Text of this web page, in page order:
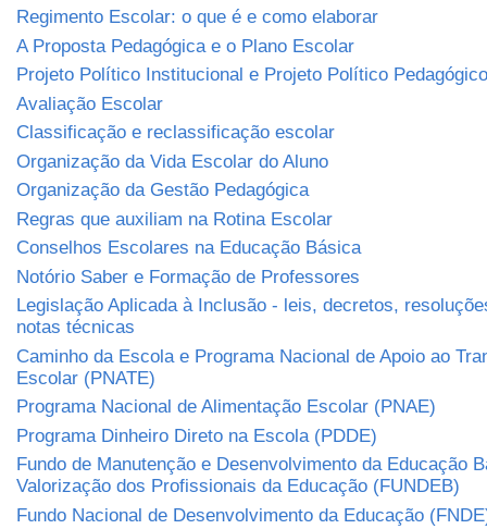
Regimento Escolar: o que é e como elaborar
A Proposta Pedagógica e o Plano Escolar
Projeto Político Institucional e Projeto Político Pedagógico
Avaliação Escolar
Classificação e reclassificação escolar
Organização da Vida Escolar do Aluno
Organização da Gestão Pedagógica
Regras que auxiliam na Rotina Escolar
Conselhos Escolares na Educação Básica
Notório Saber e Formação de Professores
Legislação Aplicada à Inclusão - leis, decretos,
notas técnicas
Caminho da Escola e Programa Nacional de Apoio ao
Escolar (PNATE)
Programa Nacional de Alimentação Escolar (PNAE)
Programa Dinheiro Direto na Escola (PDDE)
Fundo de Manutenção e Desenvolvimento da Educação
Valorização dos Profissionais da Educação (FUNDEB)
Fundo Nacional de Desenvolvimento da Educação